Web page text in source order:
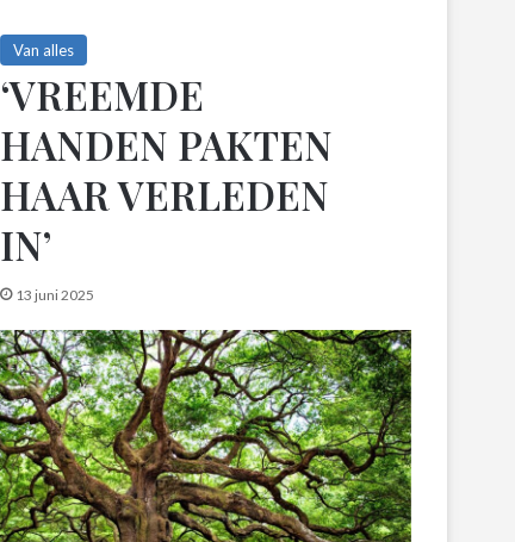
Van alles
‘VREEMDE
HANDEN PAKTEN
HAAR VERLEDEN
IN’
13 juni 2025